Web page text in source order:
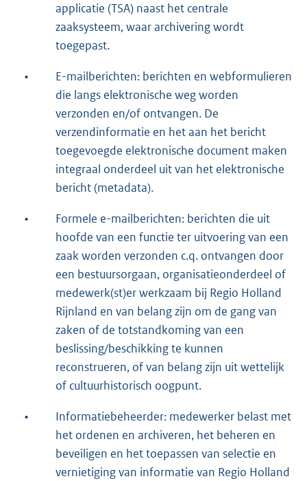
applicatie (TSA) naast het centrale
zaaksysteem, waar archivering wordt
toegepast.
•
E-mailberichten: berichten en webformulieren
die langs elektronische weg worden
verzonden en/of ontvangen. De
verzendinformatie en het aan het bericht
toegevoegde elektronische document maken
integraal onderdeel uit van het elektronische
bericht (metadata).
•
Formele e-mailberichten: berichten die uit
hoofde van een functie ter uitvoering van een
zaak worden verzonden c.q. ontvangen door
een bestuursorgaan, organisatieonderdeel of
medewerk(st)er werkzaam bij Regio Holland
Rijnland en van belang zijn om de gang van
zaken of de totstandkoming van een
beslissing/beschikking te kunnen
reconstrueren, of van belang zijn uit wettelijk
of cultuurhistorisch oogpunt.
•
Informatiebeheerder: medewerker belast met
het ordenen en archiveren, het beheren en
beveiligen en het toepassen van selectie en
vernietiging van informatie van Regio Holland